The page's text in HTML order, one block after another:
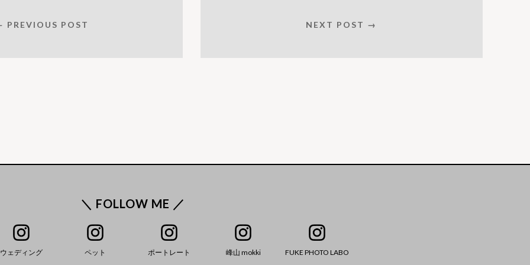
PREVIOUS POST NEXT POST →
＼ FOLLOW ME ／
ウェディング ペット ポートレート 峰山 mokki FUKE PHOTO LABO